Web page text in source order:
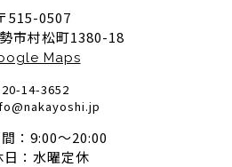
515-0507
市村松町1380-18
Maps
14-3652
：9:00〜20:00
日：水曜定休